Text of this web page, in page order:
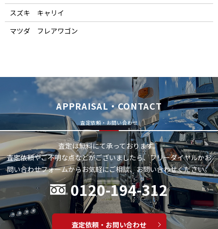
スズキ キャリイ
マツダ フレアワゴン
APPRAISAL・CONTACT
査定依頼・お問い合わせ
査定は無料にて承っております。
査定依頼やご不明な点などがございましたら、フリーダイヤルかお
問い合わせフォームからお気軽にご相談、お問い合わせください。
0120-194-312
査定依頼・お問い合わせ